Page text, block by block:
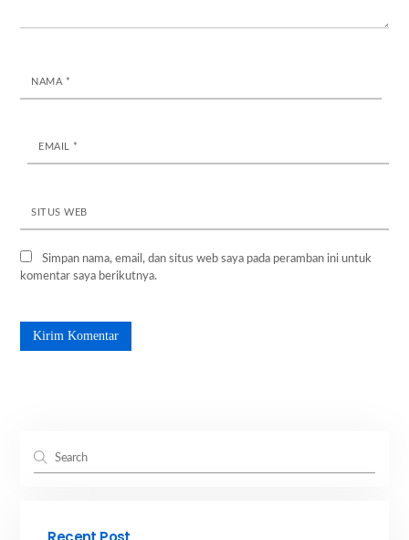
NAMA *
EMAIL *
SITUS WEB
Simpan nama, email, dan situs web saya pada peramban ini untuk
komentar saya berikutnya.